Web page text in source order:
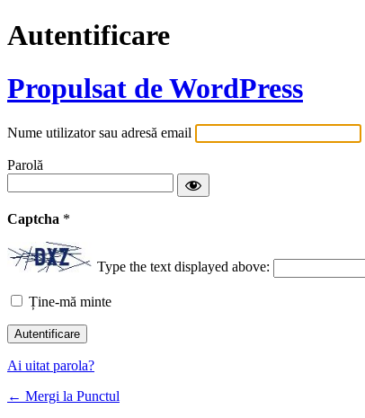
Autentificare
Propulsat de WordPress
Nume utilizator sau adresă email
Parolă
Captcha *
Type the text displayed above:
Ține-mă minte
Ai uitat parola?
← Mergi la Punctul